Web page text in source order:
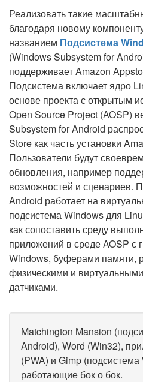
Реализовать такие
благодаря новому
названием Подсистема
(Windows Subsystem for
поддерживает Amazon
Подсистема включает ядро
основе проекта с открытым
Open Source Project (AOSP)
Subsystem for Android
Store как часть установки
Пользователи будут
обновления, например
возможностей и сценариев.
Android работает на
подсистема Windows для
как сопоставить среду
приложений в среде AOSP с
Windows, буферами памяти,
физическими и
датчиками.
Matchington Mansion
Android), Word (Win32),
(PWA) и Gimp
работающие бок о бок.